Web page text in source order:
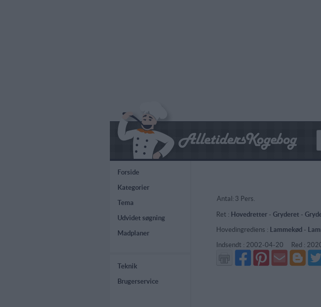
Forside
Kategorier
Tema
Udvidet søgning
Madplaner
Teknik
Brugerservice
Antal: 3 Pers.
Ret : Hovedretter- Gryderet -
Hovedingrediens : Lammekød -
Indsendt : 2002-04-20 Red :
Del
på
Facebook
Del
på
Pinterest
Send
via
GMail
Del
på
Blogger
Del
på